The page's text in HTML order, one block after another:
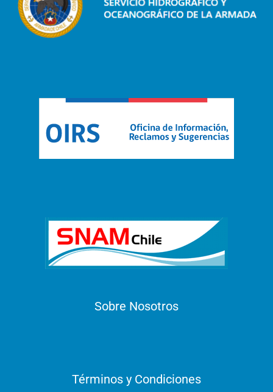
Sobre Nosotros
Términos y Condiciones